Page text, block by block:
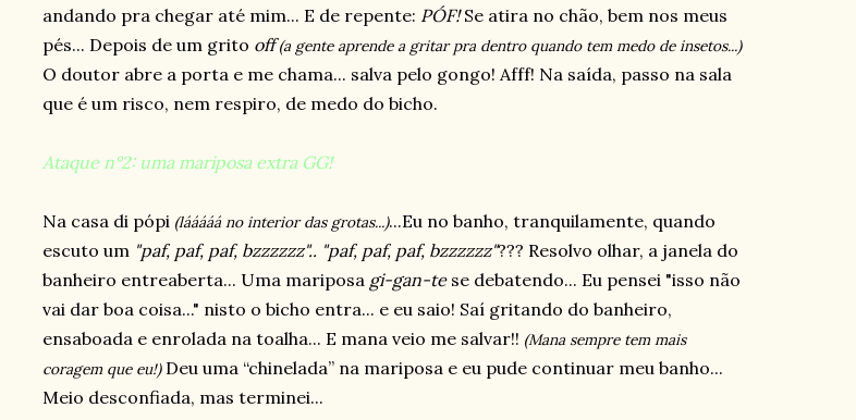
andando pra chegar até mim... E de repente: PÓF!Se atira no chão, bem nos meus
pés... Depois de um grito off (a gente aprende a gritar pra dentro quando tem medo de insetos...)
O doutor abre a porta e me chama... salva pelo gongo! Afff! Na saída, passo na sala
que é um risco, nem respiro, de medo do bicho.
Ataque n°2: uma mariposa extra GG!
Na casa di pópi (lááááá no interior das grotas...)...Eu no banho, tranquilamente, quando
escuto um "paf, paf, paf, bzzzzzz".. "paf, paf, paf, bzzzzzz"??? Resolvo olhar, a janela do
banheiro entreaberta... Uma mariposa gi-gan-tese debatendo... Eu pensei "isso não
vai dar boa coisa..." nisto o bicho entra... e eu saio! Saí gritando do banheiro,
ensaboada e enrolada na toalha... E mana veio me salvar!! (Mana sempre tem mais
coragem que eu!)Deu uma “chinelada” na mariposa e eu pude continuar meu banho...
Meio desconfiada, mas terminei...